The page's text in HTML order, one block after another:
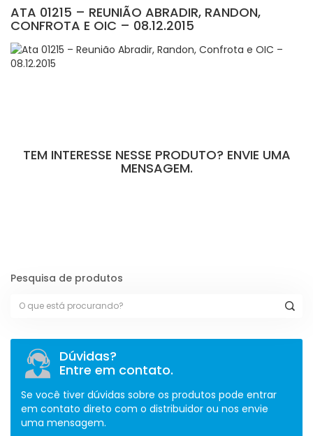
ATA 01215 – REUNIÃO ABRADIR, RANDON,
CONFROTA E OIC – 08.12.2015
TEM INTERESSE NESSE PRODUTO? ENVIE UMA
MENSAGEM.
Pesquisa de produtos
Dúvidas?
Entre em contato.
Se você tiver dúvidas sobre os produtos pode entrar
em contato direto com o distribuidor ou nos envie
uma mensagem.